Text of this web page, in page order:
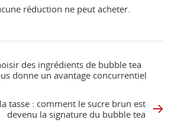
réduction ne peut acheter.
des ingrédients de bubble tea
donne un avantage concurrentiel
tasse : comment le sucre brun est
devenu la signature du bubble tea